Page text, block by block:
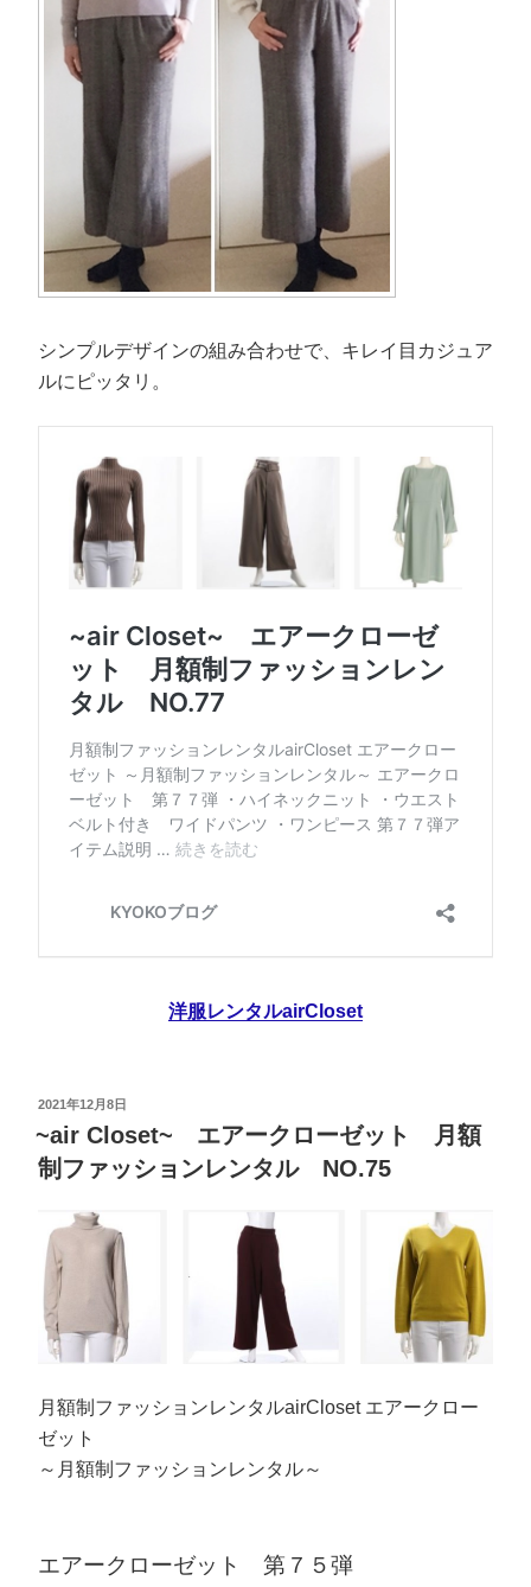
シンプルデザインの組み合わせで、キレイ目カジュア
ルにピッタリ。
洋服レンタルairCloset
2021年12月8日
~air Closet~ エアークローゼット 月額
制ファッションレンタル NO.75
月額制ファッションレンタルairCloset エアークロー
ゼット
～月額制ファッションレンタル～
エアークローゼット 第７５弾